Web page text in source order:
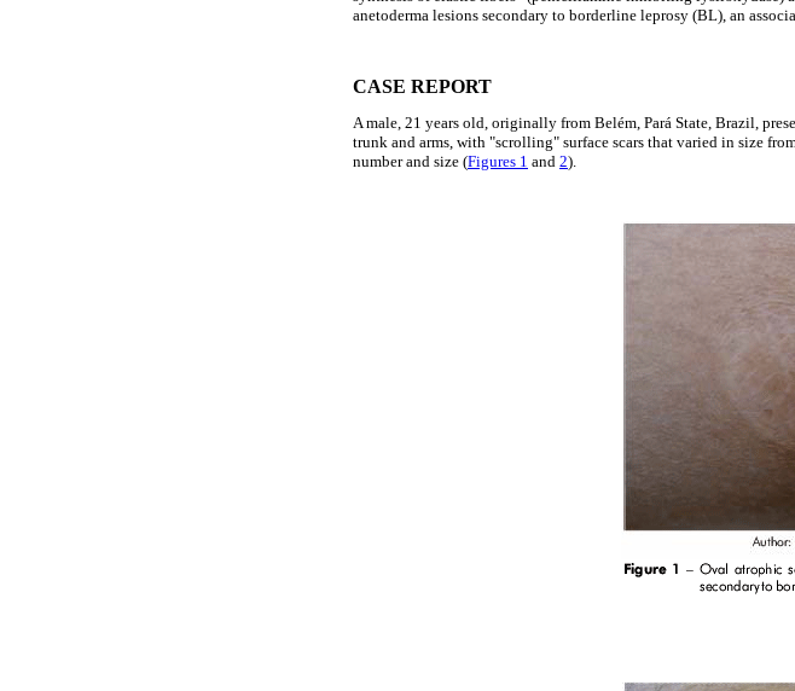
anetoderma lesions secondary to borderline leprosy (BL), an
CASE REPORT
A male, 21 years old, originally from Belém, Pará State, Brazil,
trunk and arms, with "scrolling" surface scars that varied in size
number and size (Figures 1 and 2).